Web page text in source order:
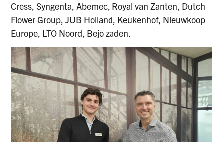
Cress, Syngenta, Abemec, Royal van Zanten, Dutch
Flower Group, JUB Holland, Keukenhof, Nieuwkoop
Europe, LTO Noord, Bejo zaden.